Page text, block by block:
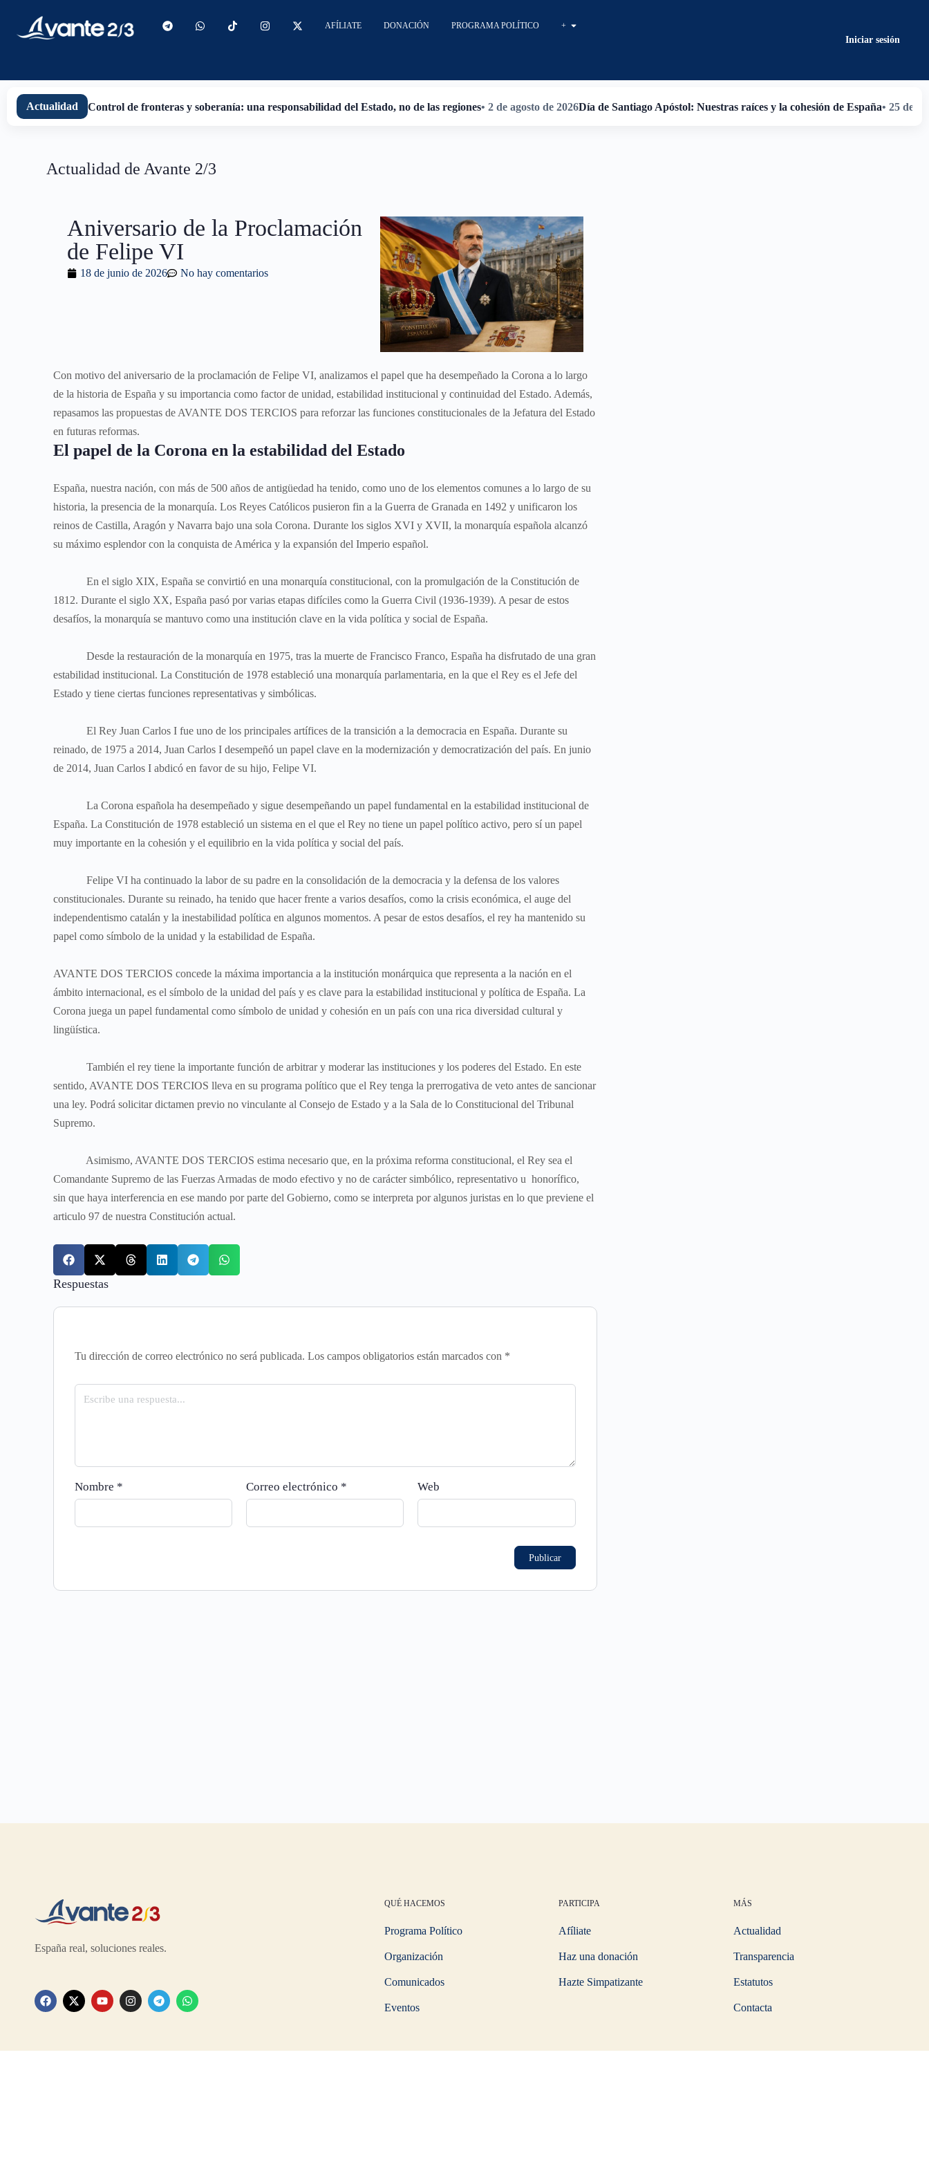
AFÍLIATE DONACIÓN PROGRAMA POLÍTICO +
Iniciar sesión
Actualidad Control de fronteras y soberanía: una responsabilidad del Estado, no de las regiones• 2 de agosto de 2026Día de Santiago Apóstol: Nuestras raíces y la cohesión de España• 25 de
Actualidad de Avante 2/3
Aniversario de la Proclamación
de Felipe VI
18 de junio de 2026 No hay comentarios
Con motivo del aniversario de la proclamación de Felipe VI, analizamos el papel que ha desempeñado la Corona a lo largo
de la historia de España y su importancia como factor de unidad, estabilidad institucional y continuidad del Estado. Además,
repasamos las propuestas de AVANTE DOS TERCIOS para reforzar las funciones constitucionales de la Jefatura del Estado
en futuras reformas.
El papel de la Corona en la estabilidad del Estado
España, nuestra nación, con más de 500 años de antigüedad ha tenido, como uno de los elementos comunes a lo largo de su
historia, la presencia de la monarquía. Los Reyes Católicos pusieron fin a la Guerra de Granada en 1492 y unificaron los
reinos de Castilla, Aragón y Navarra bajo una sola Corona. Durante los siglos XVI y XVII, la monarquía española alcanzó
su máximo esplendor con la conquista de América y la expansión del Imperio español.
En el siglo XIX, España se convirtió en una monarquía constitucional, con la promulgación de la Constitución de
1812. Durante el siglo XX, España pasó por varias etapas difíciles como la Guerra Civil (1936-1939). A pesar de estos
desafíos, la monarquía se mantuvo como una institución clave en la vida política y social de España.
Desde la restauración de la monarquía en 1975, tras la muerte de Francisco Franco, España ha disfrutado de una gran
estabilidad institucional. La Constitución de 1978 estableció una monarquía parlamentaria, en la que el Rey es el Jefe del
Estado y tiene ciertas funciones representativas y simbólicas.
El Rey Juan Carlos I fue uno de los principales artífices de la transición a la democracia en España. Durante su
reinado, de 1975 a 2014, Juan Carlos I desempeñó un papel clave en la modernización y democratización del país. En junio
de 2014, Juan Carlos I abdicó en favor de su hijo, Felipe VI.
La Corona española ha desempeñado y sigue desempeñando un papel fundamental en la estabilidad institucional de
España. La Constitución de 1978 estableció un sistema en el que el Rey no tiene un papel político activo, pero sí un papel
muy importante en la cohesión y el equilibrio en la vida política y social del país.
Felipe VI ha continuado la labor de su padre en la consolidación de la democracia y la defensa de los valores
constitucionales. Durante su reinado, ha tenido que hacer frente a varios desafíos, como la crisis económica, el auge del
independentismo catalán y la inestabilidad política en algunos momentos. A pesar de estos desafíos, el rey ha mantenido su
papel como símbolo de la unidad y la estabilidad de España.
AVANTE DOS TERCIOS concede la máxima importancia a la institución monárquica que representa a la nación en el
ámbito internacional, es el símbolo de la unidad del país y es clave para la estabilidad institucional y política de España. La
Corona juega un papel fundamental como símbolo de unidad y cohesión en un país con una rica diversidad cultural y
lingüística.
También el rey tiene la importante función de arbitrar y moderar las instituciones y los poderes del Estado. En este
sentido, AVANTE DOS TERCIOS lleva en su programa político que el Rey tenga la prerrogativa de veto antes de sancionar
una ley. Podrá solicitar dictamen previo no vinculante al Consejo de Estado y a la Sala de lo Constitucional del Tribunal
Supremo.
Asimismo, AVANTE DOS TERCIOS estima necesario que, en la próxima reforma constitucional, el Rey sea el
Comandante Supremo de las Fuerzas Armadas de modo efectivo y no de carácter simbólico, representativo u honorífico,
sin que haya interferencia en ese mando por parte del Gobierno, como se interpreta por algunos juristas en lo que previene el
articulo 97 de nuestra Constitución actual.
Respuestas
Tu dirección de correo electrónico no será publicada. Los campos obligatorios están marcados con *
Nombre * Correo electrónico * Web
España real, soluciones reales.
QUÉ HACEMOS
Programa Político
Organización
Comunicados
Eventos
PARTICIPA
Afíliate
Haz una donación
Hazte Simpatizante
MÁS
Actualidad
Transparencia
Estatutos
Contacta